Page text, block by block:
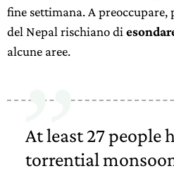
fine settimana. A
del Nepal rischiano di
alcune aree.
At least 27 people
torrential